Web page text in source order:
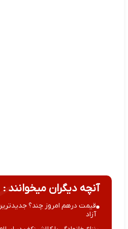
آنچه دیگران میخوانند :
قیمت درهم امروز چند؟
آزاد